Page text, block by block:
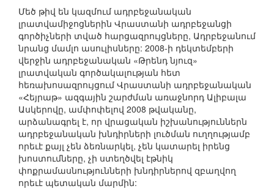
Մեծ թիվ են կազմում ադրբեջանական
լրատվամիջոցներին Վրաստանի ադրբեջանցի
գործիչների տված հարցազրույցները, Ադրբեջանում
նրանց մամլո ասուլիսները: 2008-ի դեկտեմբերի
վերջին ադրբեջանական «Թրենդ նյուզ»
լրատվական գործակալության հետ
հեռախոսազրույցում Վրաստանի ադրբեջանական
«Հեյրաթ» ազգային շարժման առաջնորդ Ալիբալա
Ասկերովը, ամփոփելով 2008 թվականը,
արձանագրել է, որ վրացական իշխանություններն
ադրբեջանական խնդիրների լուծման ուղղությամբ
որեւէ քայլ չեն ձեռնարկել, չեն կատարել իրենց
խոստումները, չի ստեղծվել էթնիկ
փոքրամասնությունների խնդիրներով զբաղվող
որեւէ պետական մարմին: